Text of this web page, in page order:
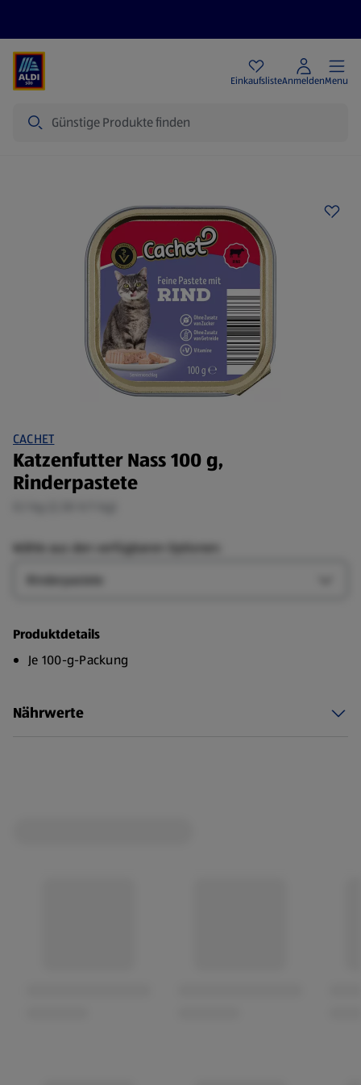
EinkaufslisteAnmeldenMenu
CACHET
Katzenfutter Nass 100 g,
Rinderpastete
Wähle aus den verfügbaren Optionen:
Produktdetails
Je 100-g-Packung
Nährwerte